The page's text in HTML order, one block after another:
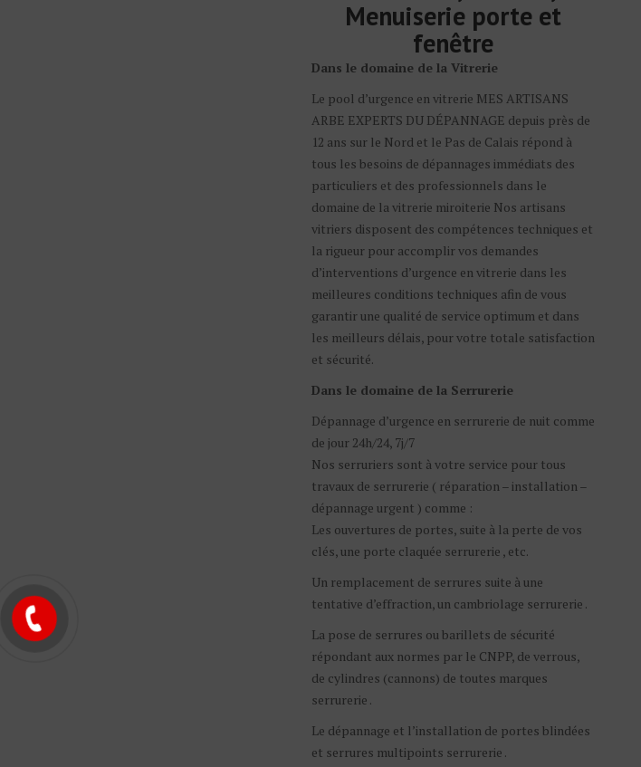
Menuiserie porte et
fenêtre
Dans le domaine de la Vitrerie
Le pool d’urgence en vitrerie MES ARTISANS
ARBE EXPERTS DU DÉPANNAGE depuis près de
12 ans sur le Nord et le Pas de Calais répond à
tous les besoins de dépannages immédiats des
particuliers et des professionnels dans le
domaine de la vitrerie miroiterie Nos artisans
vitriers disposent des compétences techniques et
la rigueur pour accomplir vos demandes
d’interventions d’urgence en vitrerie dans les
meilleures conditions techniques afin de vous
garantir une qualité de service optimum et dans
les meilleurs délais, pour votre totale satisfaction
et sécurité.
Dans le domaine de la Serrurerie
Dépannage d’urgence en serrurerie de nuit comme
de jour 24h/24, 7j/7
Nos serruriers sont à votre service pour tous
travaux de serrurerie ( réparation – installation –
dépannage urgent ) comme :
Les ouvertures de portes, suite à la perte de vos
clés, une porte claquée serrurerie , etc.
Un remplacement de serrures suite à une
tentative d’effraction, un cambriolage serrurerie .
La pose de serrures ou barillets de sécurité
répondant aux normes par le CNPP, de verrous,
de cylindres (cannons) de toutes marques
serrurerie .
Le dépannage et l’installation de portes blindées
et serrures multipoints serrurerie .